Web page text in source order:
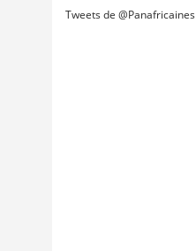
Tweets de @Panafricaines